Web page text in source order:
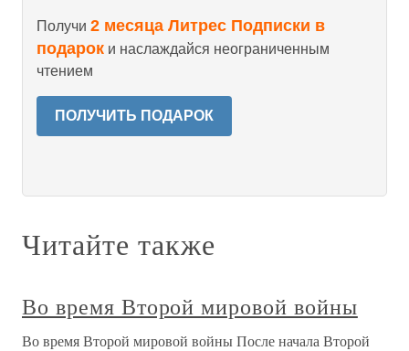
Получи 2 месяца Литрес Подписки в
подарок и наслаждайся неограниченным
чтением
ПОЛУЧИТЬ ПОДАРОК
Читайте также
Во время Второй мировой войны
Во время Второй мировой войны После начала Второй